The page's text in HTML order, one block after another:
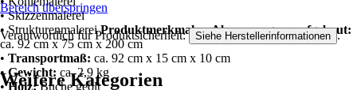
• Skizzenmalerei
• StrukturenmalereiProduktmerkmale•Abmessungen, aufgebaut:
ca. 92 cm x 75 cm x 200 cm
• Transportmaß: ca. 92 cm x 15 cm x 10 cm
•Gewicht: ca. 2,9 kg
•Holz:Buche geölt
Bereich überspringen
Verantwortlich für Produktsicherheit: Siehe Herstellerinformationen .
Weitere Kategorien